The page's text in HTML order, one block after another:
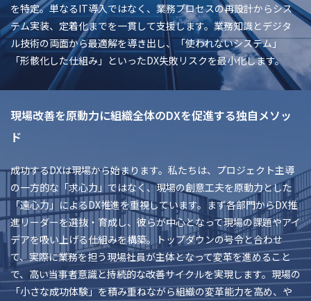
を特定。単なるIT導入ではなく、業務プロセスの再設計からシス
テム実装、定着化までを一貫して支援します。業務知識とデジタ
ル技術の両面から最適解を導き出し、「使われないシステム」
「形骸化した仕組み」といったDX失敗リスクを最小化します。
現場改善を原動力に組織全体のDXを促進する独自メソッ
ド
成功するDXは現場から始まります。私たちは、プロジェクト主導
の一方的な「求心力」ではなく、現場の創意工夫を原動力とした
「遠心力」によるDX推進を重視しています。まず各部門からDX推
進リーダーを選抜・育成し、彼らが中心となって現場の課題やアイ
デアを吸い上げる仕組みを構築。トップダウンの号令と合わせ
て、実際に業務を担う現場社員が主体となって変革を進めること
で、高い当事者意識と持続的な改善サイクルを実現します。現場の
「小さな成功体験」を積み重ねながら組織の変革能力を高め、や